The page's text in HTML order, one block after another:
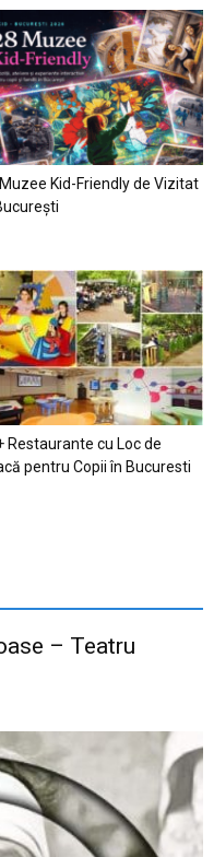
Kid-Friendly de Vizitat
Restaurante cu Loc de
pentru Copii în Bucuresti
– Teatru